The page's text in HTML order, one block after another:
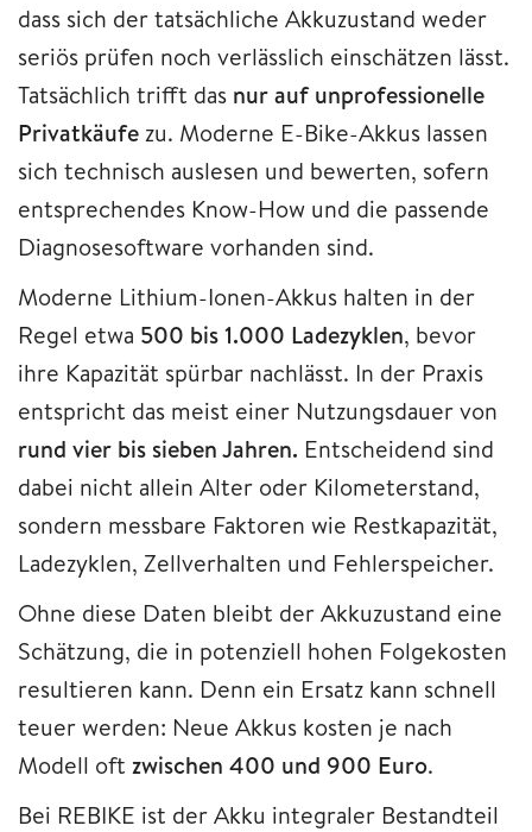
dass sich der tatsächliche Akkuzustand weder
seriös prüfen noch verlässlich einschätzen lässt.
Tatsächlich trifft das nur auf unprofessionelle
Privatkäufezu. Moderne E-Bike-Akkus lassen
sich technisch auslesen und bewerten, sofern
entsprechendes Know-How und die passende
Diagnosesoftware vorhanden sind.
Moderne Lithium-Ionen-Akkus halten in der
Regel etwa 500 bis 1.000 Ladezyklen, bevor
ihre Kapazität spürbar nachlässt. In der Praxis
entspricht das meist einer Nutzungsdauer von
rund vier bis sieben Jahren. Entscheidend sind
dabei nicht allein Alter oder Kilometerstand,
sondern messbare Faktoren wie Restkapazität,
Ladezyklen, Zellverhalten und Fehlerspeicher.
Ohne diese Daten bleibt der Akkuzustand eine
Schätzung, die in potenziell hohen Folgekosten
resultieren kann. Denn ein Ersatz kann schnell
teuer werden: Neue Akkus kosten je nach
Modell oft zwischen 400 und 900 Euro.
Bei REBIKE ist der Akku integraler Bestandteil